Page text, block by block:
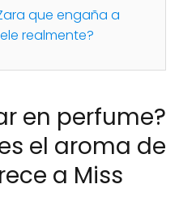
que engaña a
realmente?
en perfume?
el aroma de
a Miss